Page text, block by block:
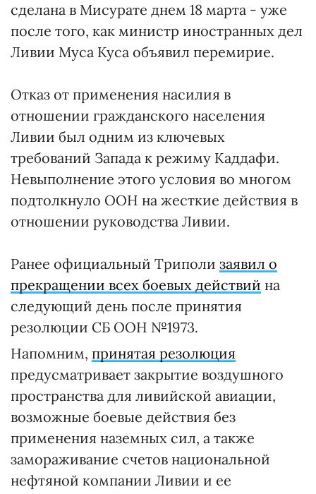
сделана в Мисурате днем 18 марта - уже
после того, как министр иностранных дел
Ливии Муса Куса объявил перемирие.
Отказ от применения насилия в
отношении гражданского населения
Ливии был одним из ключевых
требований Запада к режиму Каддафи.
Невыполнение этого условия во многом
подтолкнуло ООН на жесткие действия в
отношении руководства Ливии.
Ранее официальный Триполи заявил о
прекращении всех боевых действий на
следующий день после принятия
резолюции СБ ООН №1973.
Напомним, принятая резолюция
предусматривает закрытие воздушного
пространства для ливийской авиации,
возможные боевые действия без
применения наземных сил, а также
замораживание счетов национальной
нефтяной компании Ливии и ее